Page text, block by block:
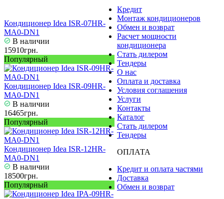
Кондиционер Idea ISR-07HR-
MA0-DN1
В наличии
15910грн.
Популярный
Кондиционер Idea ISR-09HR-
MA0-DN1
В наличии
16465грн.
Популярный
Кондиционер Idea ISR-12HR-
MA0-DN1
В наличии
18500грн.
Популярный
Кредит
Монтаж кондиционеров
Обмен и возврат
Расчет мощности
кондиционера
Стать дилером
Тендеры
О нас
Оплата и доставка
Условия соглашения
Услуги
Контакты
Каталог
Стать дилером
Тендеры
ОПЛАТА
Кредит и оплата частями
Доставка
Обмен и возврат